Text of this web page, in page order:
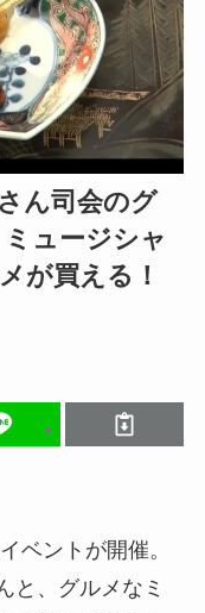
ん司会のグ
ュージシャ
が買える！
ベントが開催。
と、グルメなミ